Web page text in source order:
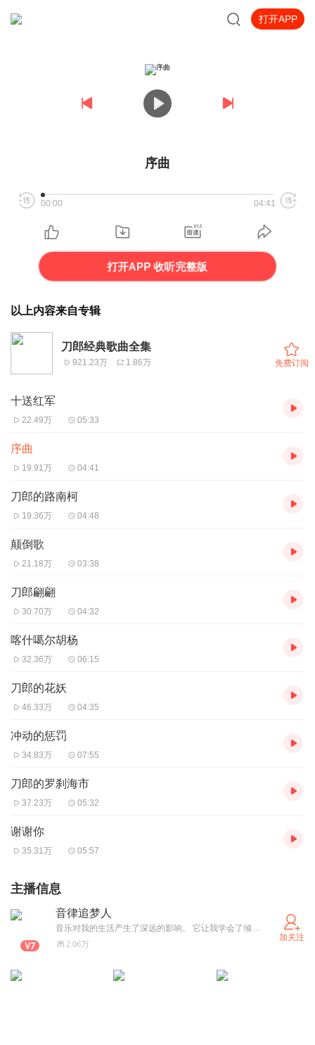
打开APP
序曲
00:00 04:41
打开APP 收听完整版
以上内容来自专辑
刀郎经典歌曲全集
921.23万 1.86万 免费订阅
十送红军
22.49万 05:33
序曲
19.91万 04:41
刀郎的路南柯
19.36万 04:48
颠倒歌
21.18万 03:38
刀郎翩翩
30.70万 04:32
喀什噶尔胡杨
32.36万 06:15
刀郎的花妖
46.33万 04:35
冲动的惩罚
34.83万 07:55
刀郎的罗刹海市
37.23万 05:32
谢谢你
35.31万 05:57
主播信息
音律追梦人
音乐对我的生活产生了深远的影响。 它让我学会了倾听、感悟和表达，使我在面对生活中的困境时，总能保持乐观的心态。
2.06万
加关注